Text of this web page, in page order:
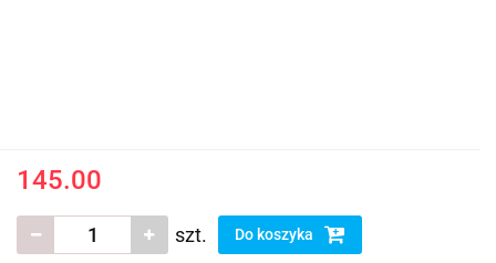
145.00
szt. Do koszyka